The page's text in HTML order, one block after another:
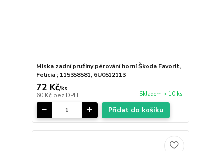
Miska zadní pružiny pérování horní Škoda Favorit,
Felicia ; 115358581, 6U0512113
72 Kč/ks
60 Kč bez DPH Skladem > 10 ks
Přidat do košíku